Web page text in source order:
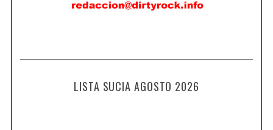
LISTA SUCIA AGOSTO 2026